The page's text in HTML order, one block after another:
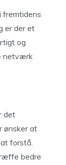
fremtidens
er der et
og
netværk
det
ønsker at
forstå,
bedre